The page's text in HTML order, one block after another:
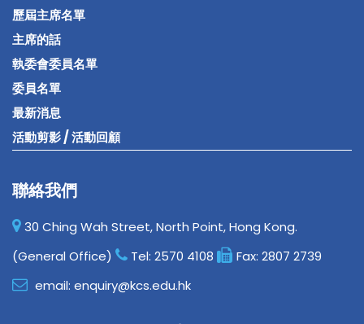
歷屆主席名單
主席的話
執委會委員名單
委員名單
最新消息
活動剪影 / 活動回顧
聯絡我們
30 Ching Wah Street, North Point, Hong Kong.
(General Office)
Tel: 2570 4108 Fax: 2807 2739
email: enquiry@kcs.edu.hk